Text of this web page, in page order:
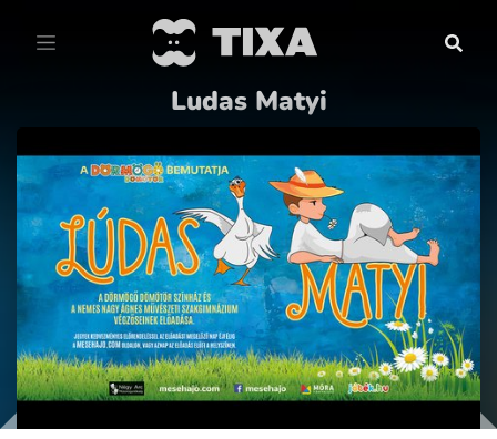
Ludas Matyi